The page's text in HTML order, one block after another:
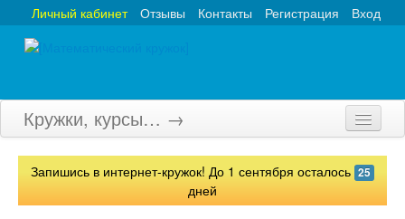
Вход
Регистрация
Контакты
Отзывы
Личный кабинет
Кружки, курсы… →
Главная
Запишись в интернет-кружок! До 1 сентября осталось 25
дней